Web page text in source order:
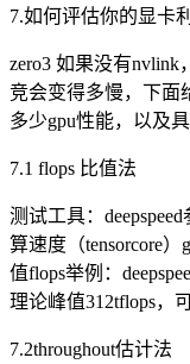
7.如何评估你的显卡
zero3 如果没有
竞会变得多慢，下面
多少gpu性能，以及
7.1 flops 比值法
测试工具：
算速度（tensorcore
值flops举例：
理论峰值312tflops，
7.2throughout估计法